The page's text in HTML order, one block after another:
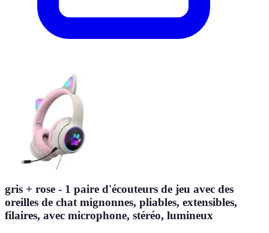
gris + rose - 1 paire d'écouteurs de jeu avec des
oreilles de chat mignonnes, pliables, extensibles,
filaires, avec microphone, stéréo, lumineux